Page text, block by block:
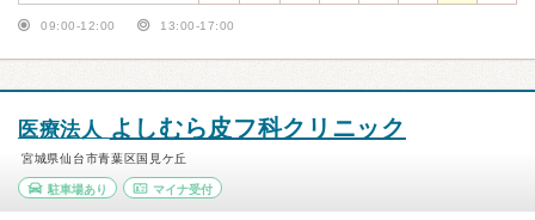
09:00-12:00 13:00-17:00
医療法人 よしむら皮フ科クリニック
宮城県仙台市青葉区国見ケ丘
駐車場あり マイナ受付